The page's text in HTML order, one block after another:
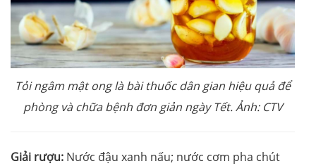
Tỏi ngâm mật ong làbài thuốc dân gian hiệu quả để
phòng và chữa bệnh đơn giản ngày Tết. Ảnh: CTV
Giải rượu: Nước đậu xanh nấu; nước cơm pha chút